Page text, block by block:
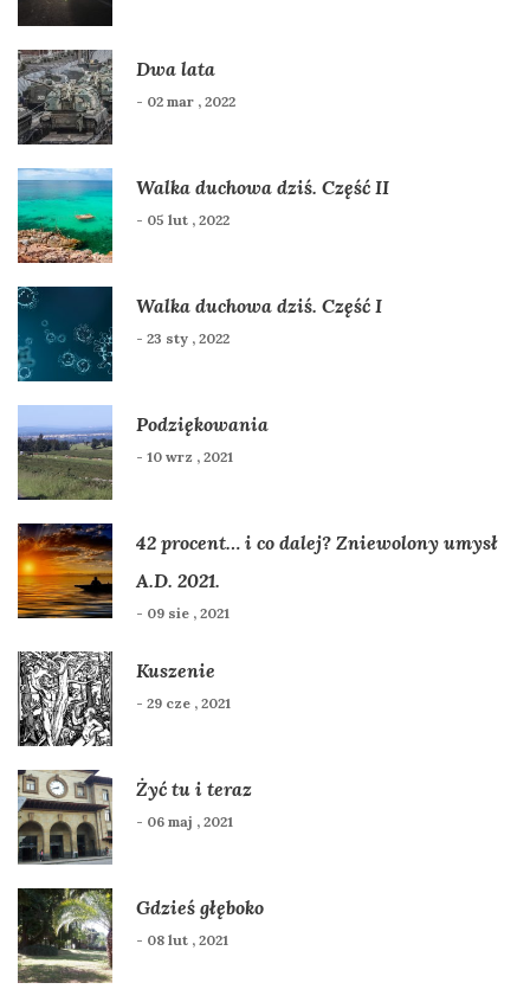
Dwa lata
- 02 mar , 2022
Walka duchowa dziś. Część II
- 05 lut , 2022
Walka duchowa dziś. Część I
- 23 sty , 2022
Podziękowania
- 10 wrz , 2021
42 procent… i co dalej? Zniewolony umysł
A.D. 2021.
- 09 sie , 2021
Kuszenie
- 29 cze , 2021
Żyć tu i teraz
- 06 maj , 2021
Gdzieś głęboko
- 08 lut , 2021